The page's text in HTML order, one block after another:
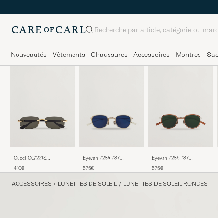
Rechercher
Nouveautés Vêtements Chaussures Accessoires Montres
Gucci GG1221S
410€
Eyevan 7285 787
575€
Eyevan 7285 787
575€
ACCESSOIRES / LUNETTES DE SOLEIL / LUNETTES DE SOLEIL RONDES